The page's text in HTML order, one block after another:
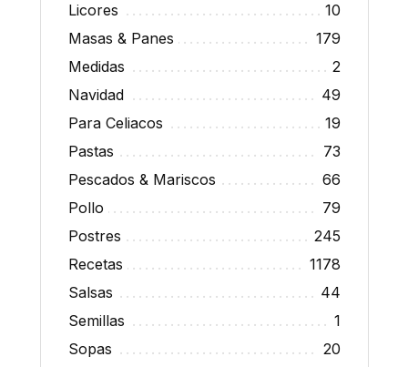
Licores
10
Masas & Panes
179
Medidas
2
Navidad
49
Para Celiacos
19
Pastas
73
Pescados & Mariscos
66
Pollo
79
Postres
245
Recetas
1178
Salsas
44
Semillas
1
Sopas
20